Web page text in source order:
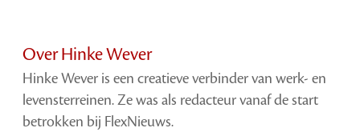
Over Hinke Wever
Hinke Wever is een creatieve verbinder van werk- en
levensterreinen. Ze was als redacteur vanaf de start
betrokken bij FlexNieuws.